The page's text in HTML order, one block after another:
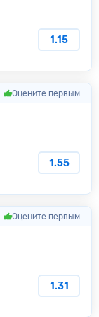
1.15
Оцените первым
1.55
Оцените первым
1.31